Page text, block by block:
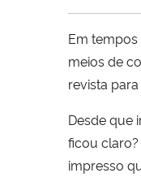
Em
meios de
revista para
Desde que
ficou
impresso